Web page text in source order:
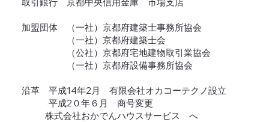
加盟団体 （一社）京都府建築士事務所協会
（一社）京都府建築士会
（公社）京都府宅地建物取引業協会
（一社）京都府設備事務所協会
沿革 平成14年2月 有限会社オカコーテクノ設立
平成2０年６月 商号変更
株式会社おかでんハウスサービス へ